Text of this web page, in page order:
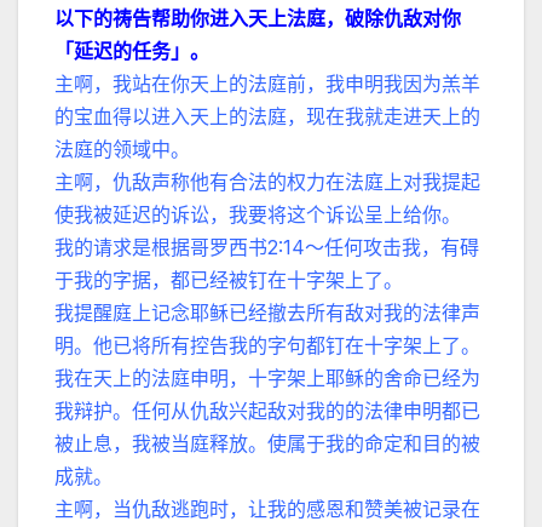
以下的祷告帮助你进入天上法庭，破除仇敌对你
「延迟的任务」。
主啊，我站在你天上的法庭前，我申明我因为羔羊
的宝血得以进入天上的法庭，现在我就走进天上的
法庭的领域中。
主啊，仇敌声称他有合法的权力在法庭上对我提起
使我被延迟的诉讼，我要将这个诉讼呈上给你。
我的请求是根据哥罗西书2:14～任何攻击我，有碍
于我的字据，都已经被钉在十字架上了。
我提醒庭上记念耶稣已经撤去所有敌对我的法律声
明。他已将所有控告我的字句都钉在十字架上了。
我在天上的法庭申明，十字架上耶稣的舍命已经为
我辩护。任何从仇敌兴起敌对我的的法律申明都已
被止息，我被当庭释放。使属于我的命定和目的被
成就。
主啊，当仇敌逃跑时，让我的感恩和赞美被记录在